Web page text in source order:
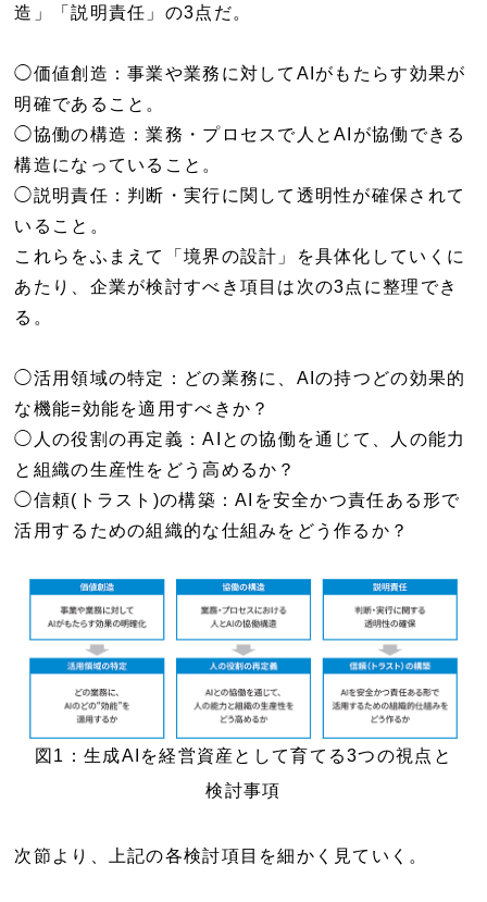
造」「説明責任」の3点だ。
◯価値創造：事業や業務に対してAIがもたらす効果が
明確であること。
◯協働の構造：業務・プロセスで人とAIが協働できる
構造になっていること。
◯説明責任：判断・実行に関して透明性が確保されて
いること。
これらをふまえて「境界の設計」を具体化していくに
あたり、企業が検討すべき項目は次の3点に整理でき
る。
◯活用領域の特定：どの業務に、AIの持つどの効果的
な機能=効能を適用すべきか？
◯人の役割の再定義：AIとの協働を通じて、人の能力
と組織の生産性をどう高めるか？
◯信頼(トラスト)の構築：AIを安全かつ責任ある形で
活用するための組織的な仕組みをどう作るか？
図1：生成AIを経営資産として育てる3つの視点と
検討事項
次節より、上記の各検討項目を細かく見ていく。